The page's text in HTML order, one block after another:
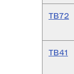
TB72
TB41